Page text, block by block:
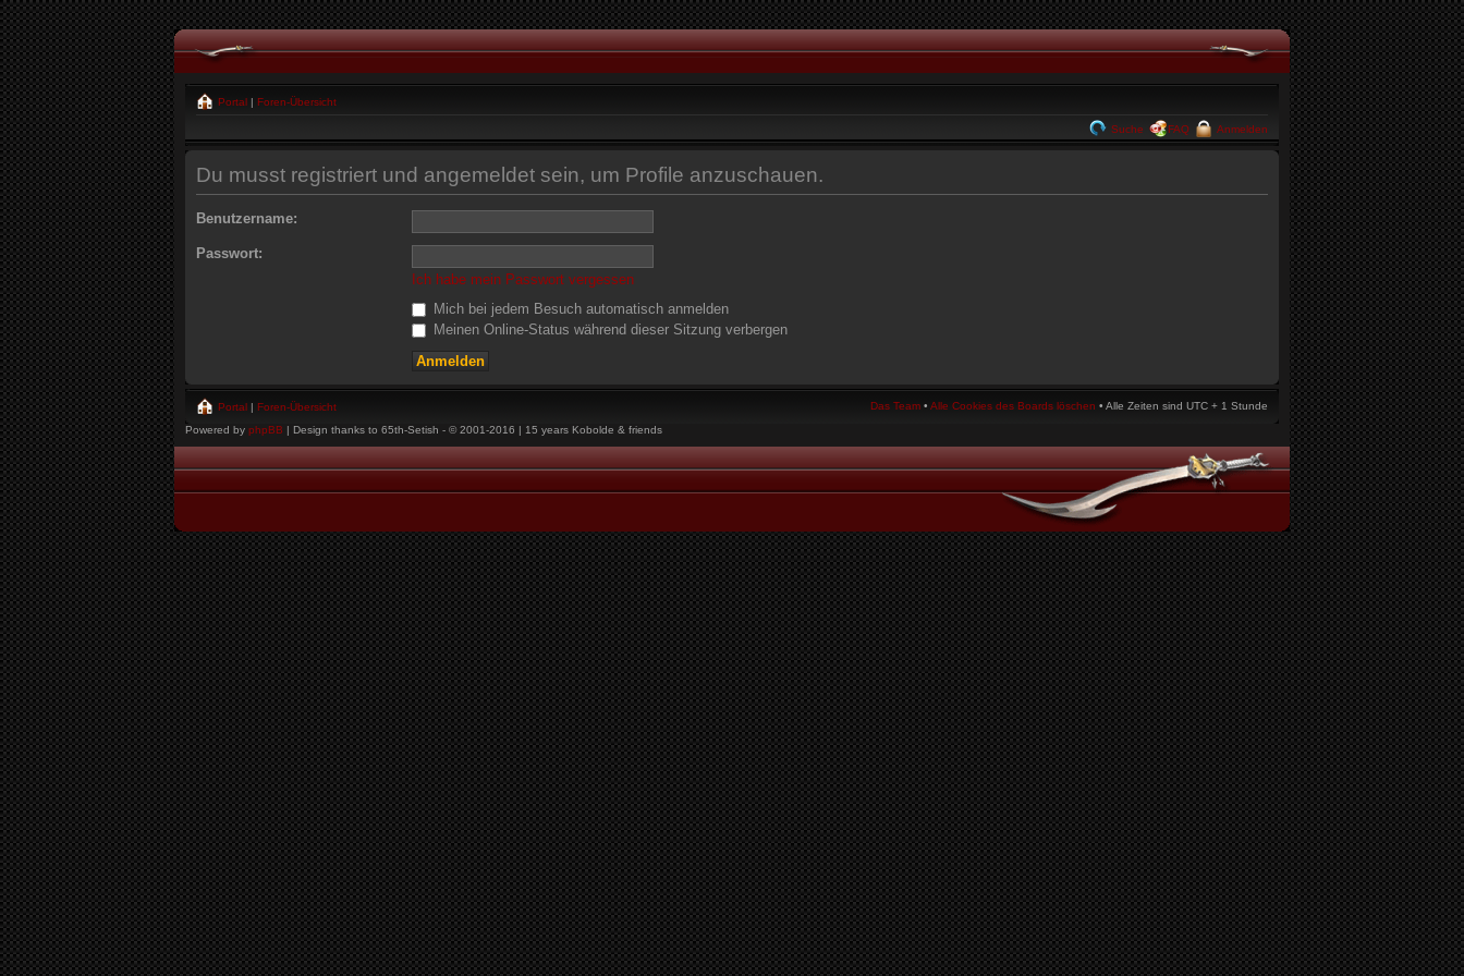
Portal | Foren-Übersicht
Suche FAQ Anmelden
Du musst registriert und angemeldet sein, um Profile anzuschauen.
Benutzername:
Passwort:
Ich habe mein Passwort vergessen
Mich bei jedem Besuch automatisch anmelden
Meinen Online-Status während dieser Sitzung verbergen
Portal | Foren-Übersicht Das Team • Alle Cookies des Boards löschen • Alle Zeiten sind UTC + 1 Stunde
Powered by phpBB | Design thanks to 65th-Setish - © 2001-2016 | 15 years Kobolde & friends